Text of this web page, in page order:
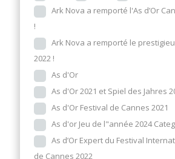
Ark Nova a remporté l'As d’Or
!
Ark Nova a remporté le
2022 !
As d'Or
As d'Or 2021 et Spiel des Jahres
As d'Or Festival de Cannes 2021
As d'or Jeu de l"année 2024
As d’Or Expert du Festival
de Cannes 2022